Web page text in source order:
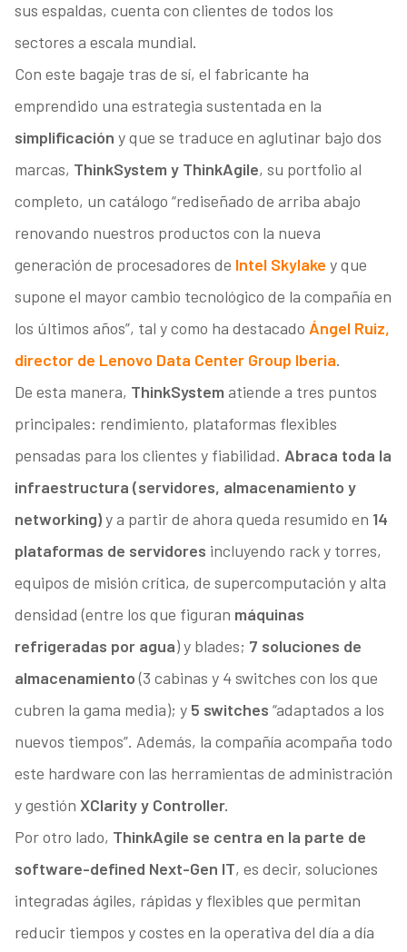
sus espaldas, cuenta con clientes de todos los
sectores a escala mundial.
Con este bagaje tras de sí, el fabricante ha
emprendido una estrategia sustentada en la
simplificación y que se traduce en aglutinar bajo dos
marcas, ThinkSystem y ThinkAgile, su portfolio al
completo, un catálogo “rediseñado de arriba abajo
renovando nuestros productos con la nueva
generación de procesadores de Intel Skylake y que
supone el mayor cambio tecnológico de la compañía en
los últimos años”, tal y como ha destacado Ángel Ruiz,
director de Lenovo Data Center Group Iberia.
De esta manera, ThinkSystem atiende a tres puntos
principales: rendimiento, plataformas flexibles
pensadas para los clientes y fiabilidad. Abraca toda la
infraestructura (servidores, almacenamiento y
networking)y a partir de ahora queda resumido en 14
plataformas de servidores incluyendo rack y torres,
equipos de misión crítica, de supercomputación y alta
densidad (entre los que figuran máquinas
refrigeradas por agua) y blades; 7 soluciones de
almacenamiento(3 cabinas y 4 switches con los que
cubren la gama media); y 5 switches “adaptados a los
nuevos tiempos”. Además, la compañía acompaña todo
este hardware con las herramientas de administración
y gestión XClarity y Controller.
Por otro lado, ThinkAgile se centra en la parte de
software-defined Next-Gen IT, es decir, soluciones
integradas ágiles, rápidas y flexibles que permitan
reducir tiempos y costes en la operativa del día a día